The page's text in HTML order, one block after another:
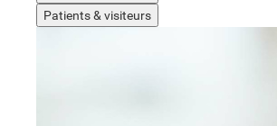
Patients & visiteurs